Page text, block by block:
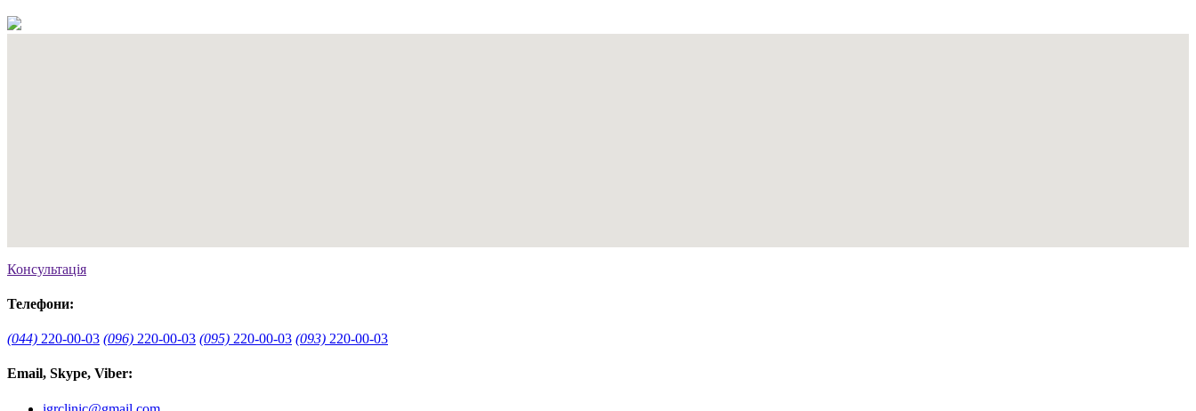
Консультація
Телефони:
(044) 220-00-03 (096) 220-00-03 (095) 220-00-03 (093) 220-00-03
Email, Skype, Viber: